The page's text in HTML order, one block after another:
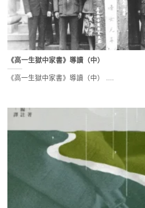
《高一生獄中家書》導讀（中）
《高一生獄中家書》導讀（中） ....